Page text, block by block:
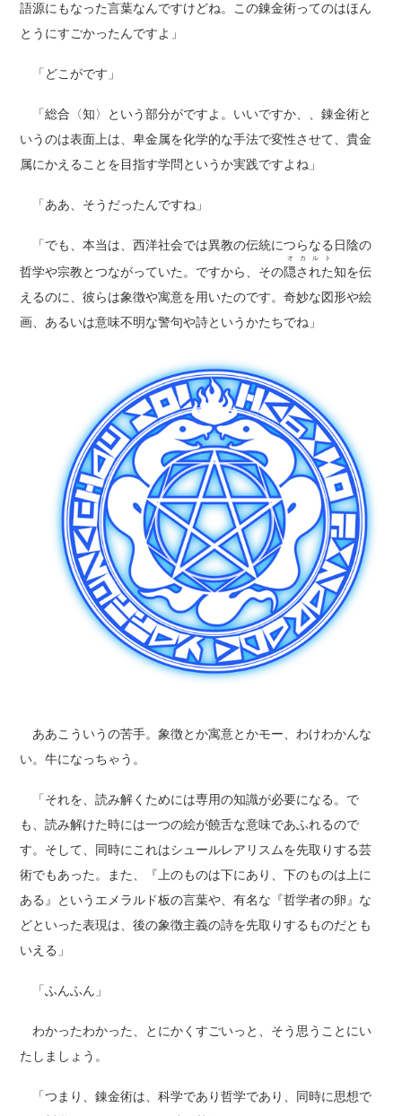
語源にもなった言葉なんですけどね。この錬金術ってのはほん
とうにすごかったんですよ」
「どこがです」
「総合〈知〉という部分がですよ。いいですか、、錬金術と
いうのは表面上は、卑金属を化学的な手法で変性させて、貴金
属にかえることを目指す学問というか実践ですよね」
「ああ、そうだったんですね」
「でも、本当は、西洋社会では異教の伝統につらなる日陰の
哲学や宗教とつながっていた。ですから、その隠された
オカルト
知を伝
えるのに、彼らは象徴や寓意を用いたのです。奇妙な図形や絵
画、あるいは意味不明な警句や詩というかたちでね」
ああこういうの苦手。象徴とか寓意とかモー、わけわかんな
い。牛になっちゃう。
「それを、読み解くためには専用の知識が必要になる。で
も、読み解けた時には一つの絵が饒舌な意味であふれるので
す。そして、同時にこれはシュールレアリスムを先取りする芸
術でもあった。また、『上のものは下にあり、下のものは上に
ある』というエメラルド板の言葉や、有名な『哲学者の卵』な
どといった表現は、後の象徴主義の詩を先取りするものだとも
いえる」
「ふんふん」
わかったわかった、とにかくすごいっと、そう思うことにい
たしましょう。
「つまり、錬金術は、科学であり哲学であり、同時に思想で